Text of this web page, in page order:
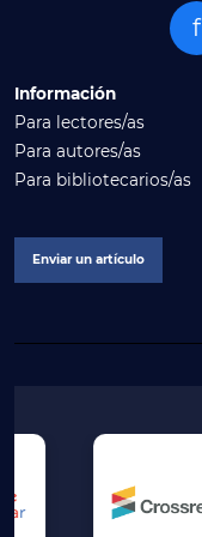
f
Información
Para lectores/as
Para autores/as
Para bibliotecarios/as
Enviar un artículo